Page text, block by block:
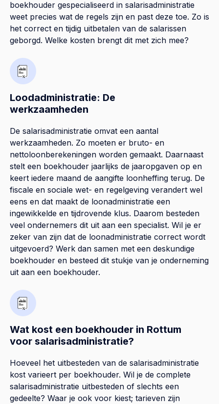
boekhouder gespecialiseerd in salarisadministratie
weet precies wat de regels zijn en past deze toe. Zo is
het correct en tijdig uitbetalen van de salarissen
geborgd. Welke kosten brengt dit met zich mee?
Loodadministratie: De
werkzaamheden
De salarisadministratie omvat een aantal
werkzaamheden. Zo moeten er bruto- en
nettoloonberekeningen worden gemaakt. Daarnaast
stelt een boekhouder jaarlijks de jaaropgaven op en
keert iedere maand de aangifte loonheffing terug. De
fiscale en sociale wet- en regelgeving verandert wel
eens en dat maakt de loonadministratie een
ingewikkelde en tijdrovende klus. Daarom besteden
veel ondernemers dit uit aan een specialist. Wil je er
zeker van zijn dat de loonadministratie correct wordt
uitgevoerd? Werk dan samen met een deskundige
boekhouder en besteed dit stukje van je onderneming
uit aan een boekhouder.
Wat kost een boekhouder in Rottum
voor salarisadministratie?
Hoeveel het uitbesteden van de salarisadministratie
kost varieert per boekhouder. Wil je de complete
salarisadministratie uitbesteden of slechts een
gedeelte? Waar je ook voor kiest; tarieven zijn